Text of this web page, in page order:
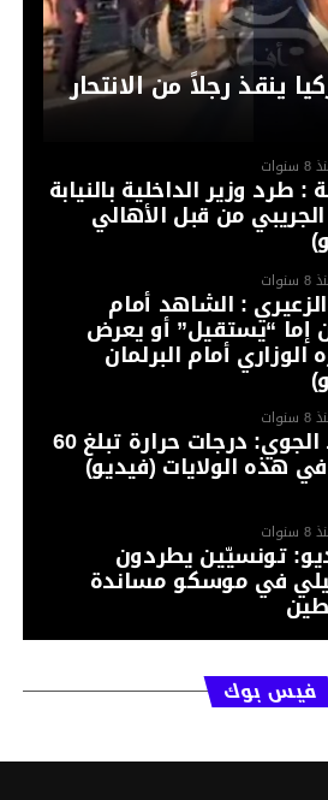
ينقذ رجلاً من الانتحار
: طرد وزير الداخلية بالنيابة
من قبل الأهالي
: الشاهد أمام
إما “يستقيل” أو يعرض
الوزاري أمام البرلمان
الرصد الجوي: درجات حرارة تبلغ 60
هذه الولايات (فيديو)
تونسيّين يطردون
في موسكو مساندة
فيس بوك